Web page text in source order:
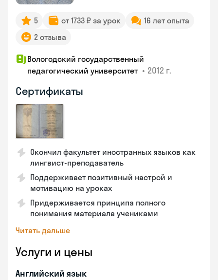
5 от 1733 ₽ за урок
16 лет опыта
2 отзыва
Вологодский государственный
педагогический университет • 2012 г.
Сертификаты
Окончил факультет иностранных языков как
лингвист-преподаватель
Поддерживает позитивный настрой и
мотивацию на уроках
Придерживается принципа полного
понимания материала учениками
Читать дальше
Услуги и цены
Английский язык